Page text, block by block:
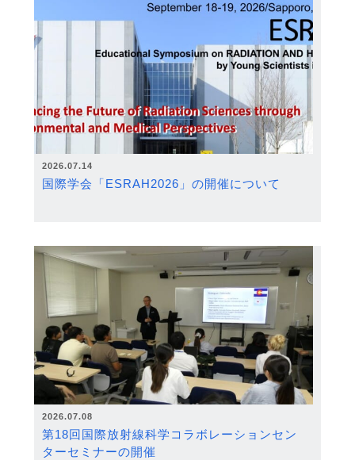
2026.07.14
国際学会「ESRAH2026」の開催について
2026.07.08
第18回国際放射線科学コラボレーションセン
ターセミナーの開催